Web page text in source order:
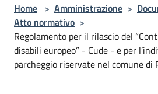
Home > Amministrazione >
Atto normativo >
Regolamento per il rilascio del
disabili europeo” - Cude - e per
parcheggio riservate nel comune di